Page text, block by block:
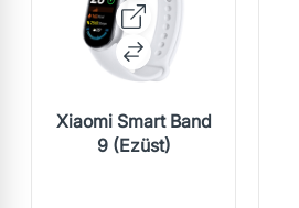
Xiaomi Smart Band
9 (Ezüst)